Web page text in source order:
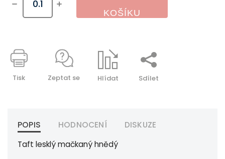
KOŠÍKU
Tisk Zeptat se Hlídat Sdílet
POPIS HODNOCENÍ
DISKUZE
Taft lesklý mačkaný hnědý